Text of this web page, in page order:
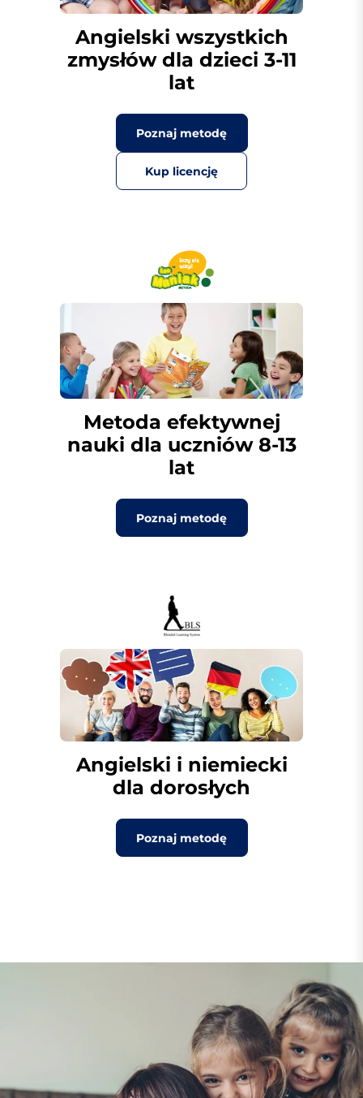
Angielski wszystkich
zmysłów dla dzieci 3-11
lat
Poznaj metodę
Kup licencję
Metoda efektywnej
nauki dla uczniów 8-13
lat
Poznaj metodę
Angielski i niemiecki
dla dorosłych
Poznaj metodę